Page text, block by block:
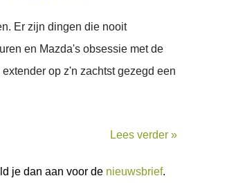
Er zijn dingen die nooit
en Mazda's obsessie met de
op z'n zachtst gezegd een
Lees verder »
je dan aan voor de nieuwsbrief.